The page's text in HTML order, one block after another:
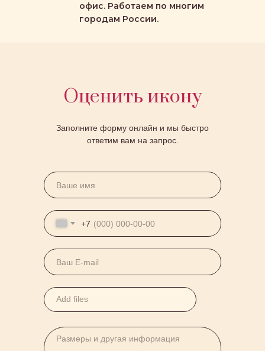
офис. Работаем по многим
городам России.
Оценить икону
Заполните форму онлайн и мы быстро
ответим вам на запрос.
+7
Add files